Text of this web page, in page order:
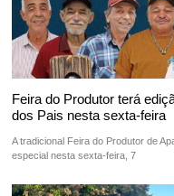
Feira do Produtor terá
dos Pais nesta sexta-feira
A tradicional Feira do Produtor de
especial nesta sexta-feira, 7